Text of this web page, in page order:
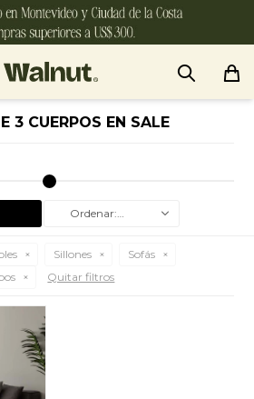
3 CUERPOS EN SALE
Recomendados
Sillones
Sofás
Quitar filtros